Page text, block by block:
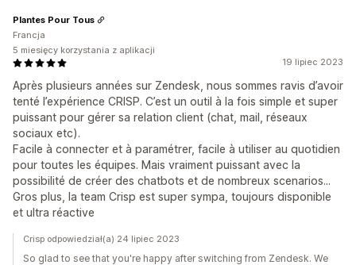
19 lipiec 2023
Après plusieurs années sur Zendesk, nous sommes ravis d’avoir
tenté l’expérience CRISP. C’est un outil à la fois simple et super
puissant pour gérer sa relation client (chat, mail, réseaux
sociaux etc).
Facile à connecter et à paramétrer, facile à utiliser au quotidien
pour toutes les équipes. Mais vraiment puissant avec la
possibilité de créer des chatbots et de nombreux scenarios...
Gros plus, la team Crisp est super sympa, toujours disponible
et ultra réactive
Plantes Pour Tous
Francja
5 miesięcy korzystania z aplikacji
Crisp odpowiedział(a) 24 lipiec 2023
So glad to see that you're happy after switching from Zendesk. We